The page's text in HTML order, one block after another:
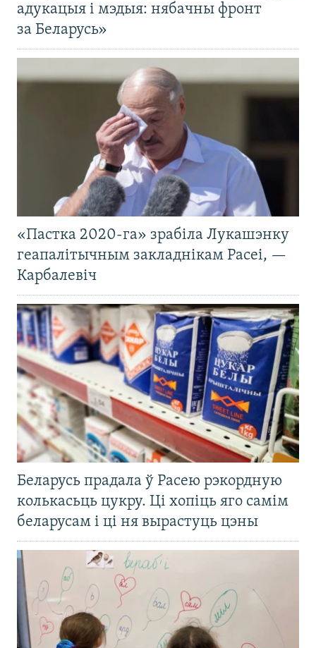
адукацыя і мэдыя: нябачны фронт
за Беларусь»
«Пастка 2020-га» зрабіла Лукашэнку
геапалітычным закладнікам Расеі, —
Карбалевіч
Беларусь прадала ў Расею рэкордную
колькасьць цукру. Ці хопіць яго самім
беларусам і ці ня вырастуць цэны